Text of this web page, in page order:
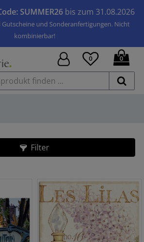
SUMMER26 bis zum 31.08.2026
und Sonderanfertigungen. Nicht
kombinierbar!
0 0
Filter